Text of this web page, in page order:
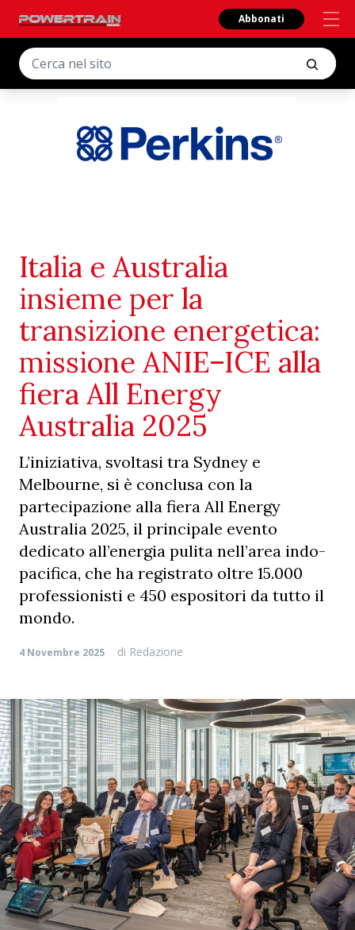
Abbonati
Italia e Australia
insieme per la
transizione energetica:
missione ANIE–ICE alla
fiera All Energy
Australia 2025
L’iniziativa, svoltasi tra Sydney e
Melbourne, si è conclusa con la
partecipazione alla fiera All Energy
Australia 2025, il principale evento
dedicato all’energia pulita nell’area indo-
pacifica, che ha registrato oltre 15.000
professionisti e 450 espositori da tutto il
mondo.
4 Novembre 2025 di Redazione